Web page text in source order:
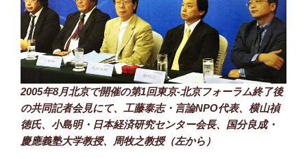
2005年8月北京で開催の第1回東京-北京フォーラム終了後
の共同記者会見にて、工藤泰志・言論NPO代表、横山禎
徳氏、小島明・日本経済研究センター会長、国分良成・
慶應義塾大学教授、周牧之教授（左から）